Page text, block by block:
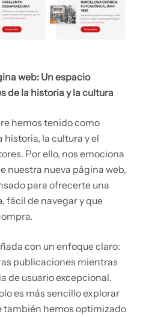
web: Un espacio
de la historia y la cultura
hemos tenido como
la cultura y el
Por ello, nos emociona
nuestra nueva página web,
para ofrecerte una
fácil de navegar y que
con un enfoque claro:
publicaciones mientras
de usuario excepcional.
es más sencillo explorar
también hemos optimizado